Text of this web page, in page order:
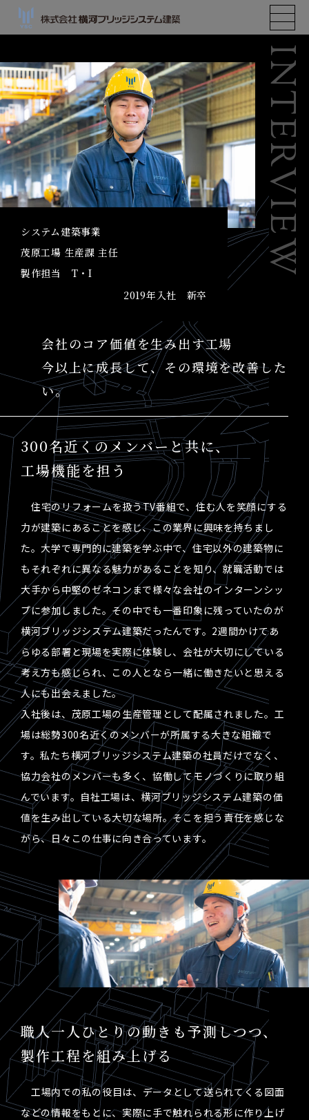
INTERVIEW
システム建築事業
茂原工場 生産課 主任
製作担当 T・I
2019年入社 新卒
会社のコア価値を生み出す工場
今以上に成長して、その環境を改善した
い。
300名近くのメンバーと共に、
工場機能を担う
住宅のリフォームを扱うTV番組で、住む人を笑顔にする
力が建築にあることを感じ、この業界に興味を持ちまし
た。大学で専門的に建築を学ぶ中で、住宅以外の建築物に
もそれぞれに異なる魅力があることを知り、就職活動では
大手から中堅のゼネコンまで様々な会社のインターンシッ
プに参加しました。その中でも一番印象に残っていたのが
横河ブリッジシステム建築だったんです。2週間かけてあ
らゆる部署と現場を実際に体験し、会社が大切にしている
考え方も感じられ、この人となら一緒に働きたいと思える
人にも出会えました。
入社後は、茂原工場の生産管理として配属されました。工
場は総勢300名近くのメンバーが所属する大きな組織で
す。私たち横河ブリッジシステム建築の社員だけでなく、
協力会社のメンバーも多く、協働してモノづくりに取り組
んでいます。自社工場は、横河ブリッジシステム建築の価
値を生み出している大切な場所。そこを担う責任を感じな
がら、日々この仕事に向き合っています。
職人一人ひとりの動きも予測しつつ、
製作工程を組み上げる
工場内での私の役目は、データとして送られてくる図面
などの情報をもとに、実際に手で触れられる形に作り上げ